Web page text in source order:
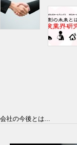
会社の今後とは...